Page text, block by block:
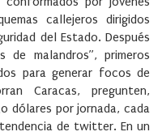
callejeros dirigidos
del Estado. Después
de malandros”, primeros
para generar focos de
Caracas, pregunten,
dólares por jornada, cada
de twitter. En un